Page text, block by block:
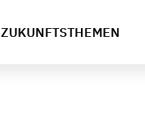
ZUKUNFTSTHEMEN